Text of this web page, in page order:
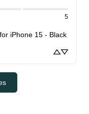
5
iPhone 15 - Black